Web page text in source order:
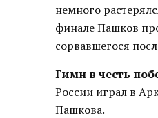
немного
финале Пашков
сорвавшегося
Гимн в честь
России играл в
Пашкова.